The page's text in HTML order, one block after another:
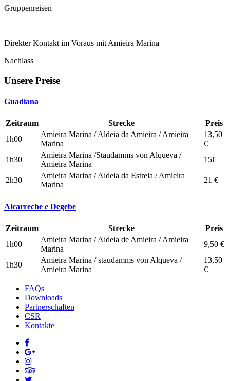
Gruppenreisen
Direkter Kontakt im Voraus mit Amieira Marina
Nachlass
Unsere Preise
Guadiana
Zeitraum Strecke
Preis
1h00
Amieira Marina / Aldeia da Amieira / Amieira
Marina
13,50
€
1h30
Amieira Marina /Staudamms von Alqueva /
Amieira Marina
15€
2h30
Amieira Marina / Aldeia da Estrela / Amieira
Marina
21 €
Alcarreche e Degebe
Zeitraum Strecke
Preis
1h00
Amieira Marina / Aldeia de Amieira / Amieira
Marina
9,50 €
1h30
Amieira Marina / staudamms von Alqueva /
Amieira Marina
13,50
€
FAQs
Downloads
Partnerschaften
CSR
Kontakte